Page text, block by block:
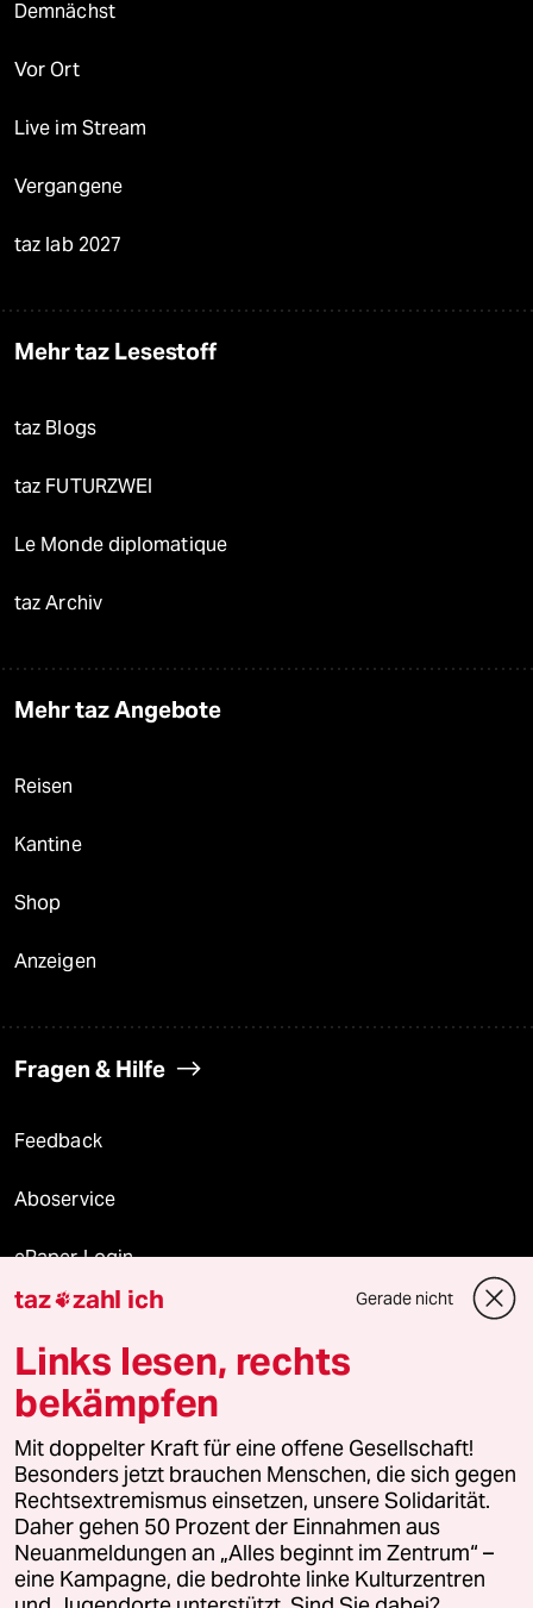
Demnächst
Vor Ort
Live im Stream
Vergangene
taz lab 2027
Mehr taz Lesestoff
taz Blogs
taz FUTURZWEI
Le Monde diplomatique
taz Archiv
Mehr taz Angebote
Reisen
Kantine
Shop
Anzeigen
Fragen & Hilfe
Feedback
Aboservice
ePaper Login
Downloads für Abonnierende
© 2026 taz Verlags und Vertriebs GmbH
Alle Rechte vorbehalten. Bei rechtlichen Fragen oder für Genehmigungen
wenden Sie sich bitte an
lizenzen@taz.de
Feedback Redaktionsstatut Kommune-Richtlinien
Leitlinie Informant Datenschutz Impressum AGB
taz zahl ich Gerade nicht
Links lesen, rechts
bekämpfen
Mit doppelter Kraft für eine offene Gesellschaft!
Besonders jetzt brauchen Menschen, die sich gegen
Rechtsextremismus einsetzen, unsere Solidarität.
Daher gehen 50 Prozent der Einnahmen aus
Neuanmeldungen an „Alles beginnt im Zentrum“ –
eine Kampagne, die bedrohte linke Kulturzentren